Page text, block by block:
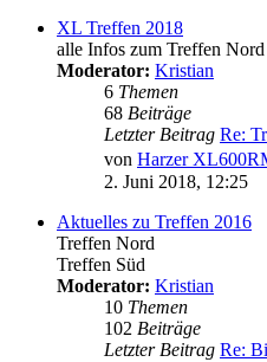
XL Treffen 2018
alle Infos zum Treffen
Moderator: Kristian
6 Themen
68 Beiträge
Letzter Beitrag Re:
von Harzer
2. Juni 2018, 12:25
Aktuelles zu Treffen 2016
Treffen Nord
Treffen Süd
Moderator: Kristian
10 Themen
102 Beiträge
Letzter Beitrag Re: